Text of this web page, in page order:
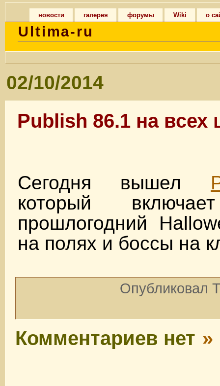
новости галерея форумы Wiki о
Ultima-ru
02/10/2014
Publish 86.1 на всех
Сегодня вышел
который
прошлогодний
на полях и боссы на
Опубликовал
Комментариев нет »